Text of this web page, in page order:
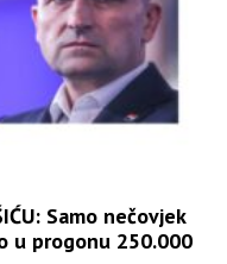
Samo nečovjek
u progonu 250.000